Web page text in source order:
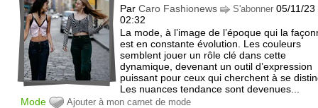
ParCaro Fashionews S'abonner 05/11/23
02:32
La mode, à l’image de l’époque qui la
est en constante évolution. Les couleurs
semblent jouer un rôle clé dans cette
dynamique, devenant un outil d’expression
puissant pour ceux qui cherchent à se
Les nuances tendance sont devenues...
Mode
Ajouter à mon carnet de mode